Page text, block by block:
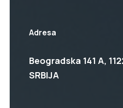
Adresa
Beogradska 141 A,
SRBIJA